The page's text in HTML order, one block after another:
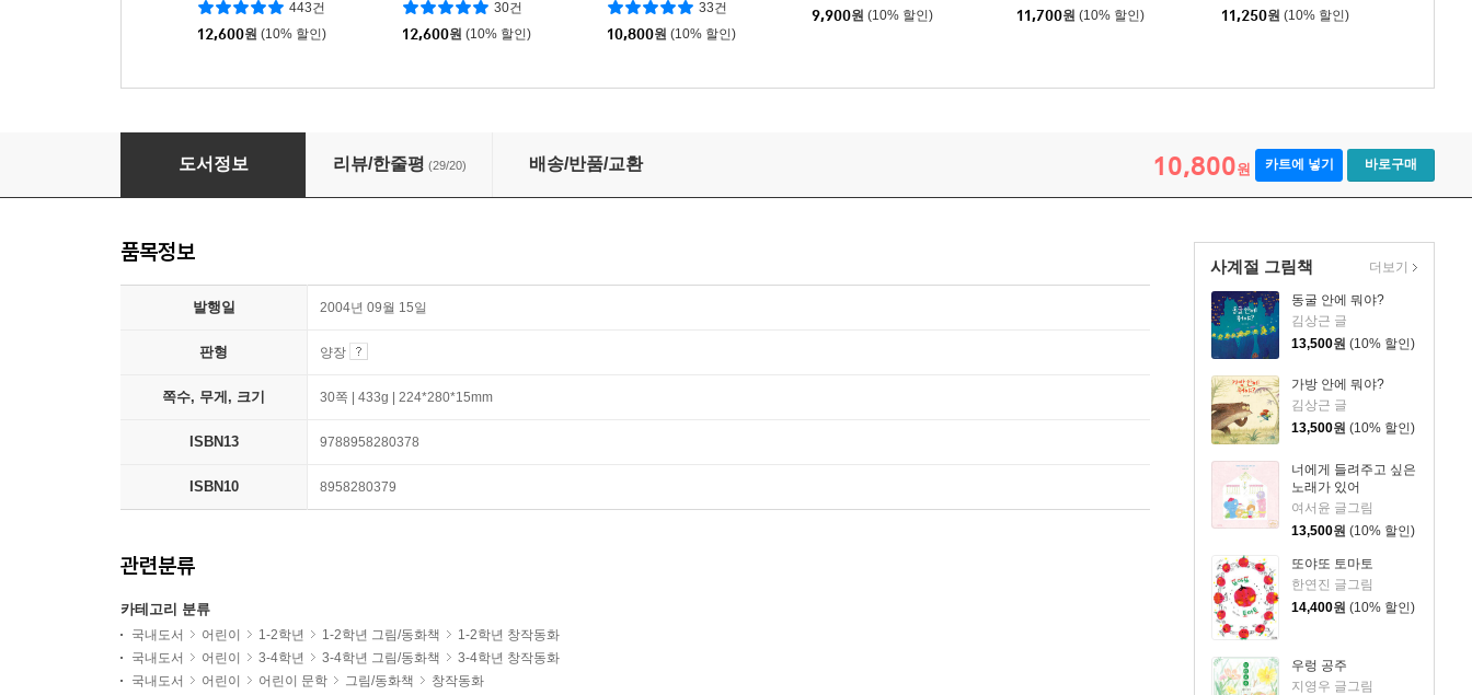
443건
12,600원 (10% 할인)
30건
12,600원 (10% 할인)
33건
10,800원 (10% 할인)
9,900원 (10% 할인)
11,700원 (10% 할인)
11,250원 (10% 할인)
사라, 버스를 타다
도서정보 리뷰/한줄평 (29/20) 배송/반품/교환 10,800원 카트에 넣기 바로구매
사계절 그림책
동굴 안에 뭐야?
김상근 글
13,500원 (10% 할인)
가방 안에 뭐야?
김상근 글
13,500원 (10% 할인)
너에게 들려주고 싶은
노래가 있어
여서윤 글그림
13,500원 (10% 할인)
또야또 토마토
한연진 글그림
14,400원 (10% 할인)
우렁 공주
지영우 글그림
더보기
품목정보
발행일 2004년 09월 15일
판형 양장
쪽수, 무게, 크기 30쪽 | 433g | 224*280*15mm
ISBN13 9788958280378
ISBN10 8958280379
관련분류
카테고리 분류
국내도서 어린이 1-2학년 1-2학년 그림/동화책
1-2학년 창작동화
국내도서
어린이 3-4학년 3-4학년 그림/동화책
3-4학년 창작동화
국내도서
어린이 어린이 문학 그림/동화책
창작동화